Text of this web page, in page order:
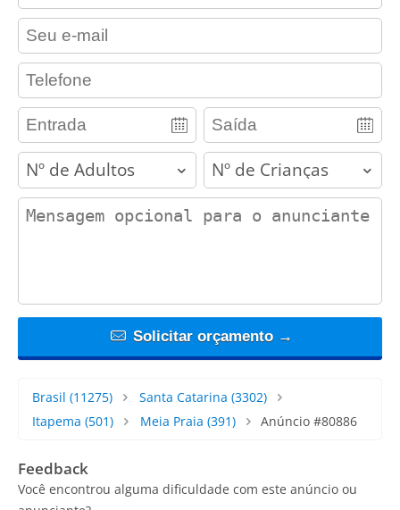
contact_email
contact_phone
adults children
contact_message
Solicitar orçamento →
Brasil (11275) Santa Catarina (3302)
Itapema (501) Meia Praia (391) Anúncio #80886
Feedback
Você encontrou alguma dificuldade com este anúncio ou